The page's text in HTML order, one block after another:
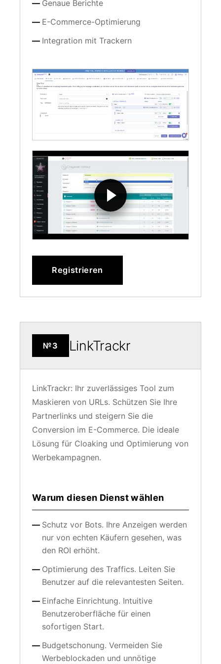
Genaue Berichte
E-Commerce-Optimierung
Integration mit Trackern
Registrieren
№3 LinkTrackr
LinkTrackr: Ihr zuverlässiges Tool zum
Maskieren von URLs. Schützen Sie Ihre
Partnerlinks und steigern Sie die
Conversion im E-Commerce. Die ideale
Lösung für Cloaking und Optimierung von
Werbekampagnen.
Warum diesen Dienst wählen
Schutz vor Bots. Ihre Anzeigen werden
nur von echten Käufern gesehen, was
den ROI erhöht.
Optimierung des Traffics. Leiten Sie
Benutzer auf die relevantesten Seiten.
Einfache Einrichtung. Intuitive
Benutzeroberfläche für einen
sofortigen Start.
Budgetschonung. Vermeiden Sie
Werbeblockaden und unnötige